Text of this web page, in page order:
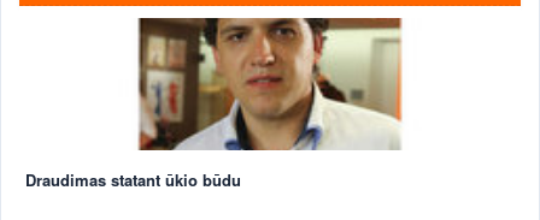
Draudimas statant ūkio būdu